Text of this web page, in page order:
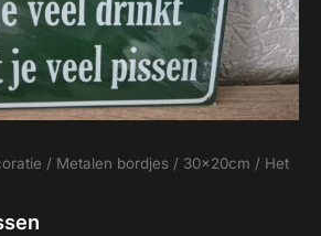
/ Metalen bordjes / 30x20cm / Het